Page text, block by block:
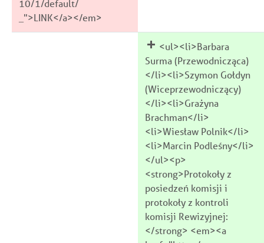
10/1/default/
_">LINK</a></em>
<ul><li>Barbara
Surma (Przewodnicząca)
</li><li>Szymon Gołdyn
(Wiceprzewodniczący)
</li><li>Grażyna
Brachman</li>
<li>Wiesław Polnik</li>
<li>Marcin Podleśny</li>
</ul><p>
<strong>Protokoły z
posiedzeń komisji i
protokoły z kontroli
komisji Rewizyjnej:
</strong> <em><a